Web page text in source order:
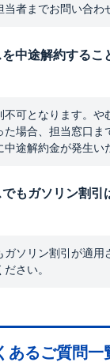
者までお問い合わ
中途解約するこ
不可となります。や
場合、担当窓口ま
途解約金が発生い
もガソリン割引
ガソリン割引が適用
さい。
あるご質問一